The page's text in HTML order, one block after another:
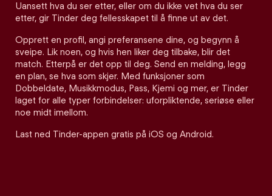
Uansett hva du ser etter, eller om du ikke vet hva du ser
etter, gir Tinder deg fellesskapet til å finne ut av det.
Opprett en profil, angi preferansene dine, og begynn å
sveipe. Lik noen, og hvis hen liker deg tilbake, blir det
match. Etterpå er det opp til deg. Send en melding, legg
en plan, se hva som skjer. Med funksjoner som
Dobbeldate, Musikkmodus, Pass, Kjemi og mer, er Tinder
laget for alle typer forbindelser: uforpliktende, seriøse eller
noe midt imellom.
Last ned Tinder-appen gratis på iOS og Android.